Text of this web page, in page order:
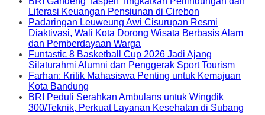
Literasi Keuangan Pensiunan di Cirebon
Padaringan Leuweung Awi Cisurupan Resmi
Diaktivasi, Wali Kota Dorong Wisata Berbasis Alam
dan Pemberdayaan Warga
Funtastic 8 Basketball Cup 2026 Jadi Ajang
Silaturahmi Alumni dan Penggerak Sport Tourism
Farhan: Kritik Mahasiswa Penting untuk Kemajuan
Kota Bandung
BRI Peduli Serahkan Ambulans untuk Wingdik
300/Teknik, Perkuat Layanan Kesehatan di Subang